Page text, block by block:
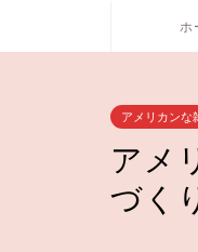
ホ
アメリカンな
アメ
づく